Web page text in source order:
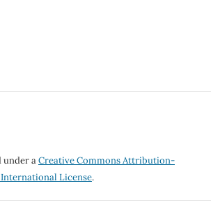
under aCreative Commons Attribution-
License.